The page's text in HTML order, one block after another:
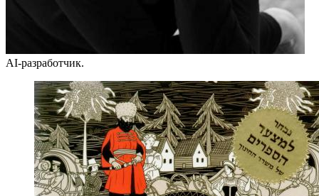
AI-разработчик.